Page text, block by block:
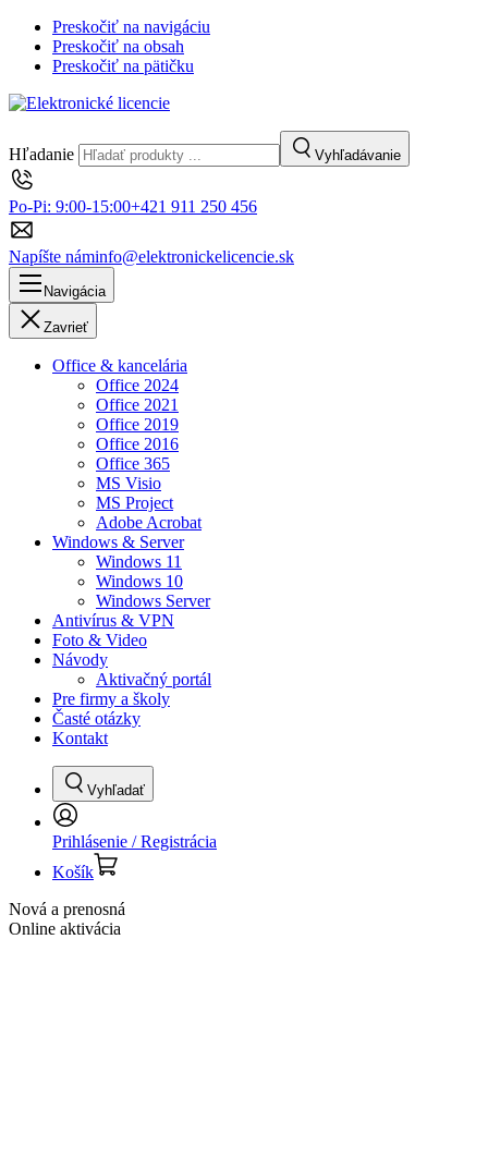
Preskočiť na navigáciu
Preskočiť na obsah
Preskočiť na pätičku
Hľadanie Vyhľadávanie
Po-Pi: 9:00-15:00+421 911 250 456
Napíšte náminfo@elektronickelicencie.sk
Navigácia
Zavrieť
Office & kancelária
Office 2024
Office 2021
Office 2019
Office 2016
Office 365
MS Visio
MS Project
Adobe Acrobat
Windows & Server
Windows 11
Windows 10
Windows Server
Antivírus & VPN
Foto & Video
Návody
Aktivačný portál
Pre firmy a školy
Časté otázky
Kontakt
Vyhľadať
Prihlásenie / Registrácia
Košík
Nová a prenosná
Online aktivácia